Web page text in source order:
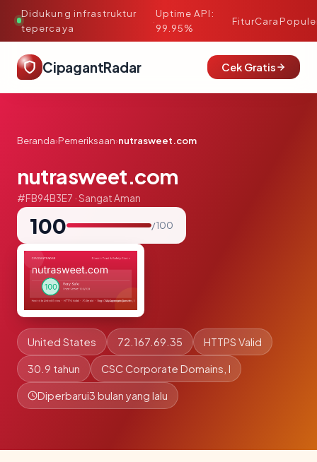
Didukung infrastruktur
tepercaya
·
Uptime API:
99.95%
FiturCara
CipagantRadar Cek Gratis
Beranda›Pemeriksaan›nutrasweet.com
nutrasweet.com
#FB94B3E7 · Sangat Aman
100 / 100
United States 72.167.69.35 HTTPS Valid
30.9 tahun CSC Corporate Domains, I
Diperbarui3 bulan yang lalu